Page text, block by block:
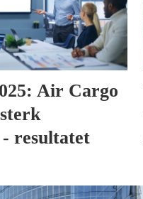
Air Cargo
resultatet